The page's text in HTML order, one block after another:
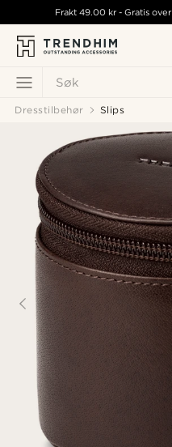
Søk
Frakt49.00 kr - Gratis over
Dresstilbehør Slips